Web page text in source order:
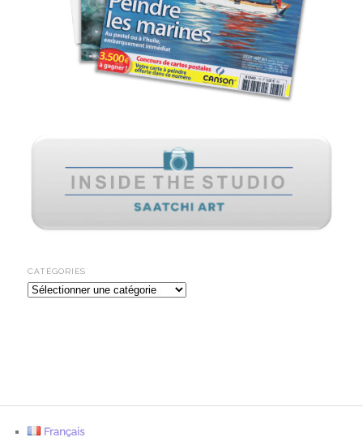
CATÉGORIES
Catégories
Français